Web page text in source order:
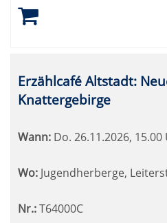
Erzählcafé Altstadt:
Knattergebirge
Wann: Do. 26.11.2026, 15.00
Wo: Jugendherberge,
Nr.:T64000C